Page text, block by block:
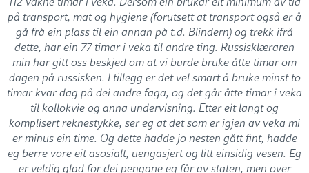
på transport, mat og hygiene (forutsett at transport også er å
gå frå ein plass til ein annan på t.d. Blindern) og trekk ifrå
dette, har ein 77 timar i veka til andre ting. Russisklæraren
min har gitt oss beskjed om at vi burde bruke åtte timar om
dagen på russisken. I tillegg er det vel smart å bruke minst to
timar kvar dag på dei andre faga, og det går åtte timar i veka
til kollokvie og anna undervisning. Etter eit langt og
komplisert reknestykke, ser eg at det som er igjen av veka mi
er minus ein time. Og dette hadde jo nesten gått fint, hadde
eg berre vore eit asosialt, uengasjert og litt einsidig vesen. Eg
er veldig glad for dei pengane eg får av staten, men over